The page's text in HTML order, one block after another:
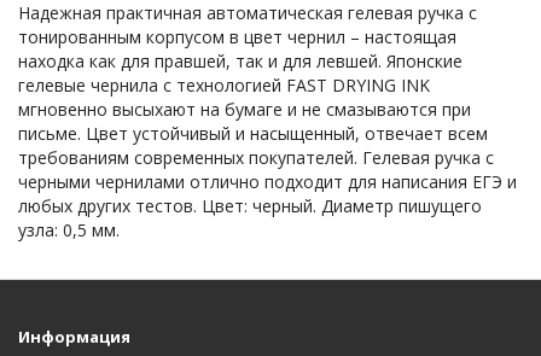
Надежная практичная автоматическая гелевая ручка с
тонированным корпусом в цвет чернил – настоящая
находка как для правшей, так и для левшей. Японские
гелевые чернила с технологией FAST DRYING INK
мгновенно высыхают на бумаге и не смазываются при
письме. Цвет устойчивый и насыщенный, отвечает всем
требованиям современных покупателей. Гелевая ручка с
черными чернилами отлично подходит для написания ЕГЭ и
любых других тестов. Цвет: черный. Диаметр пишущего
узла: 0,5 мм.
Информация